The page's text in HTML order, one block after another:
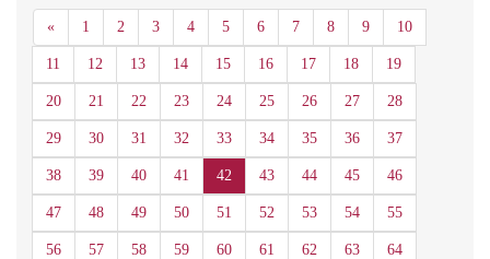
«Anterior
1 2 3 4 5 6 7 8 9 10
11 12 13 14 15 16 17 18 19
20 21 22 23 24 25 26 27 28
29 30 31 32 33 34 35 36 37
38 39 40 41 42 43 44 45 46
47 48 49 50 51 52 53 54 55
56 57 58 59 60 61 62 63 64